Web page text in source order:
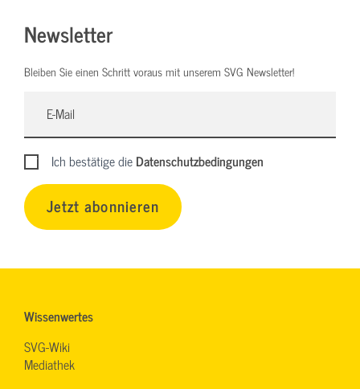
Newsletter
Bleiben Sie einen Schritt voraus mit unserem SVG Newsletter!
Ich bestätige dieDatenschutzbedingungen
Jetzt abonnieren
Wissenwertes
SVG-Wiki
Mediathek